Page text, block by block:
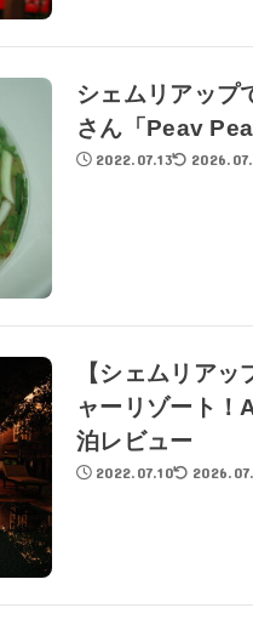
シェムリアップ
さん「Peav
2022.07.13
【シェムリア
ャーリゾート
泊レビュー
2022.07.10